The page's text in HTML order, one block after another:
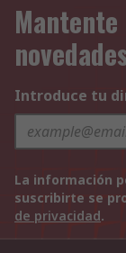
Introduce tu
La información
suscribirte se
de privacidad.